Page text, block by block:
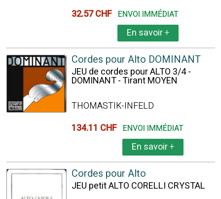
32.57 CHF ENVOI IMMÉDIAT
En savoir+
Cordes pour Alto DOMINANT
JEU de cordes pour ALTO 3/4 -
DOMINANT - Tirant MOYEN
THOMASTIK-INFELD
134.11 CHF ENVOI IMMÉDIAT
En savoir+
Cordes pour Alto
JEU petit ALTO CORELLI CRYSTAL